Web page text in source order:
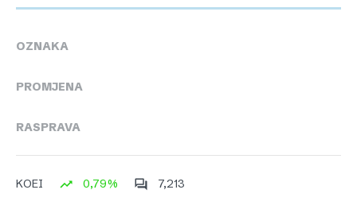
OZNAKA
PROMJENA
RASPRAVA
KOEI 0,79% 7,213